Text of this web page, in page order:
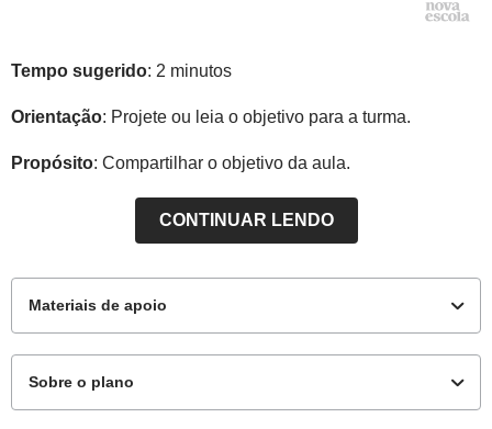
Tempo sugerido: 2 minutos
Orientação: Projete ou leia o objetivo para a turma.
Propósito: Compartilhar o objetivo da aula.
CONTINUAR LENDO
Materiais de apoio
Sobre o plano